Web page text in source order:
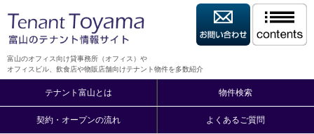
富山のオフィス向け貸事務所（オフィス）や
オフィスビル、飲食店や物販店舗向けテナント物件を多数紹介
テナント富山とは 物件検索
契約・オープンの流れ よくあるご質問